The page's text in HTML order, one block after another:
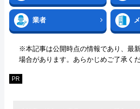
業者
※本記事は公開時点の情報であり、最
場合があります。あらかじめご了承くだ
PR